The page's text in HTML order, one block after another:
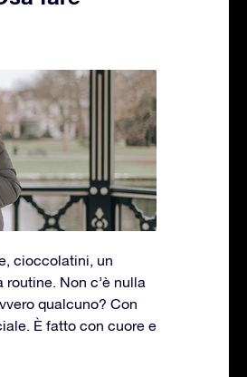
cioccolatini, un
Non c’è nulla
qualcuno? Con
È fatto con cuore e